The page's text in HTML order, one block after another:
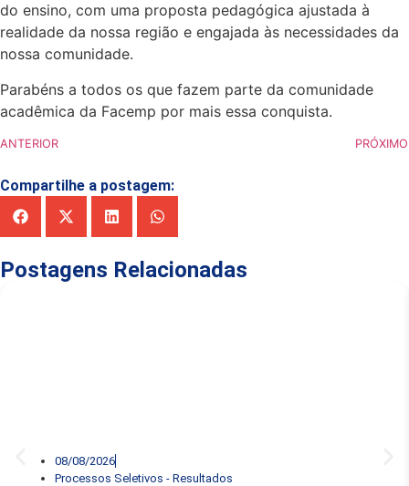
do ensino, com uma proposta pedagógica ajustada à
realidade da nossa região e engajada às necessidades da
nossa comunidade.
Parabéns a todos os que fazem parte da comunidade
acadêmica da Facemp por mais essa conquista.
ANTERIOR PRÓXIMO
Compartilhe a postagem:
Postagens Relacionadas
08/08/2026
Processos Seletivos - Resultados